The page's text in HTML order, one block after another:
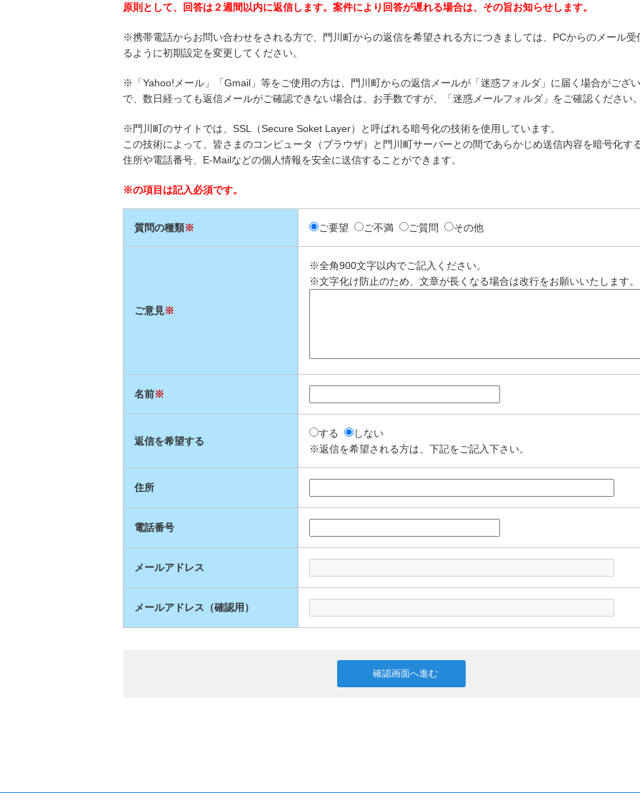
原則として、回答は２週間以内に返信します。案件により回答が遅れる場合は、その旨お知らせします。
※携帯電話からお問い合わせをされる方で、門川町からの返信を希望される方につきましては、PCからのメール受
るように初期設定を変更してください。
※「Yahoo!メール」「Gmail」等をご使用の方は、門川町からの返信メールが「迷惑フォルダ」に届く場合がござ
で、数日経っても返信メールがご確認できない場合は、お手数ですが、「迷惑メールフォルダ」をご確認ください。
※門川町のサイトでは、SSL（Secure Soket Layer）と呼ばれる暗号化の技術を使用しています。
この技術によって、皆さまのコンピュータ（ブラウザ）と門川町サーバーとの間であらかじめ送信内容を暗号化する
住所や電話番号、E-Mailなどの個人情報を安全に送信することができます。
※の項目は記入必須です。
質問の種類※ ご要望 ご不満 ご質問 その他
ご意見※
※全角900文字以内でご記入ください。
※文字化け防止のため、文章が長くなる場合は改行をお願いいたします。
名前※
返信を希望する
する
しない
※返信を希望される方は、下記をご記入下さい。
住所
電話番号
メールアドレス
メールアドレス（確認用）